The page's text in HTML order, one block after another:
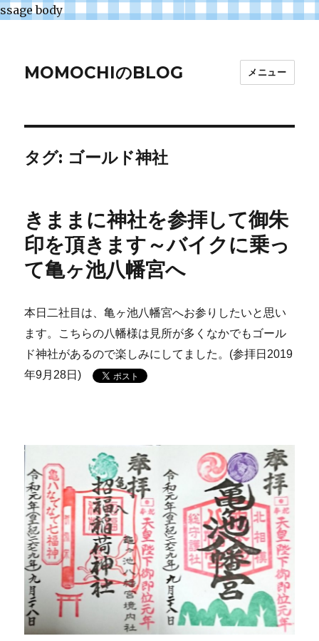
ssage body
MOMOCHIのBLOG メニュー
タグ: ゴールド神社
きままに神社を参拝して御朱
印を頂きます～バイクに乗っ
て亀ヶ池八幡宮へ
本日二社目は、亀ヶ池八幡宮へお参りしたいと思い
ます。こちらの八幡様は見所が多くなかでもゴール
ド神社があるので楽しみにしてました。(参拝日2019
年9月28日)